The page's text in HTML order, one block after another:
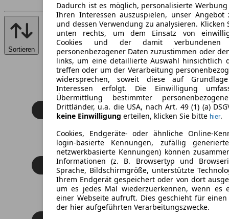
Dadurch ist es möglich, personalisierte
Ihren Interessen auszuspielen, unser Angebot
und dessen Verwendung zu analysieren. Klicken
unten rechts, um dem Einsatz von
Cookies und der damit verbundenen
personenbezogener Daten zuzustimmen oder
links, um eine detaillierte Auswahl hinsichtlich
treffen oder um der Verarbeitung
widersprechen, soweit diese auf
Interessen erfolgt. Die Einwilligung
Übermittlung bestimmter
Drittländer, u.a. die USA, nach Art. 49 (1) (a)
keine Einwilligung erteilen, klicken Sie bitte hier.
Cookies, Endgeräte- oder ähnliche Online-
login-basierte Kennungen, zufällig
netzwerkbasierte Kennungen) können
Informationen (z. B. Browsertyp und
Sprache, Bildschirmgröße, unterstützte
Ihrem Endgerät gespeichert oder von dort
um es jedes Mal wiederzuerkennen, wenn es
einer Webseite aufruft. Dies geschieht für
der hier aufgeführten Verarbeitungszwecke.
Sortieren